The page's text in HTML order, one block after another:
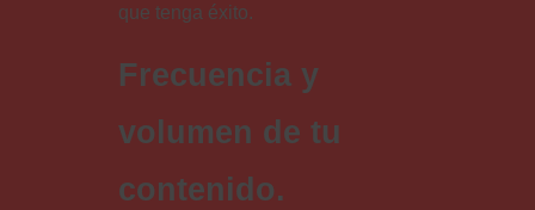
que tenga éxito.
Frecuencia y
volumen de tu
contenido.